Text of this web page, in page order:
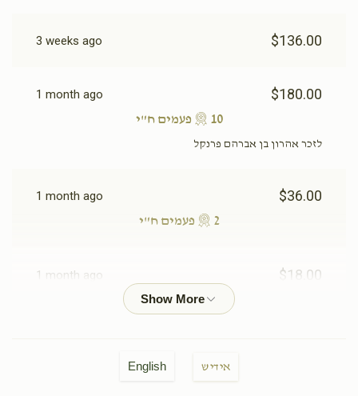
3 weeks ago $136.00
1 month ago $180.00
10 פעמים ח"י
לזכר אהרון בן אברהם פרנקל
1 month ago $36.00
2 פעמים ח"י
1 month ago $18.00
ח"י
English אידיש